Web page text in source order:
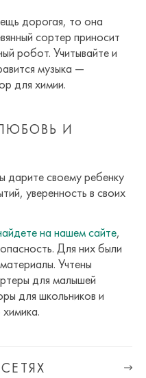
дорогая, то она
сортер приносит
робот. Учитывайте и
музыка —
для химии.
И
дарите своему ребенку
уверенность в своих
на нашем сайте,
Для них были
Учтены
для малышей
для школьников и